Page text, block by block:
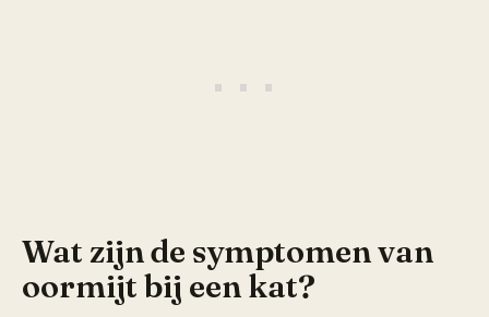
Wat zijn de symptomen van
oormijt bij een kat?